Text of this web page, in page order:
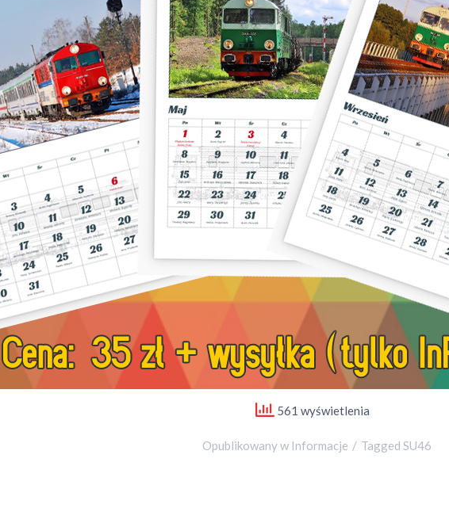
561 wyświetlenia
Opublikowany w Informacje Tagged SU46